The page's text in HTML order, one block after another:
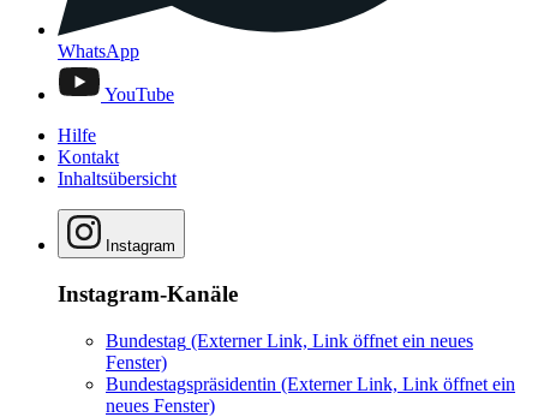
WhatsApp
YouTube
Hilfe
Kontakt
Inhaltsübersicht
Instagram
Instagram-Kanäle
Bundestag (Externer Link, Link öffnet ein neues
Fenster)
Bundestagspräsidentin (Externer Link, Link öffnet ein
neues Fenster)